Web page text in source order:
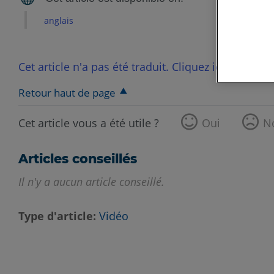
anglais
Cet article n'a pas été traduit. Cliquez ici pour
Retour haut de page
Cet article vous a été utile ? Oui
Articles conseillés
Il n'y a aucun article conseillé.
Type d'article Vidéo